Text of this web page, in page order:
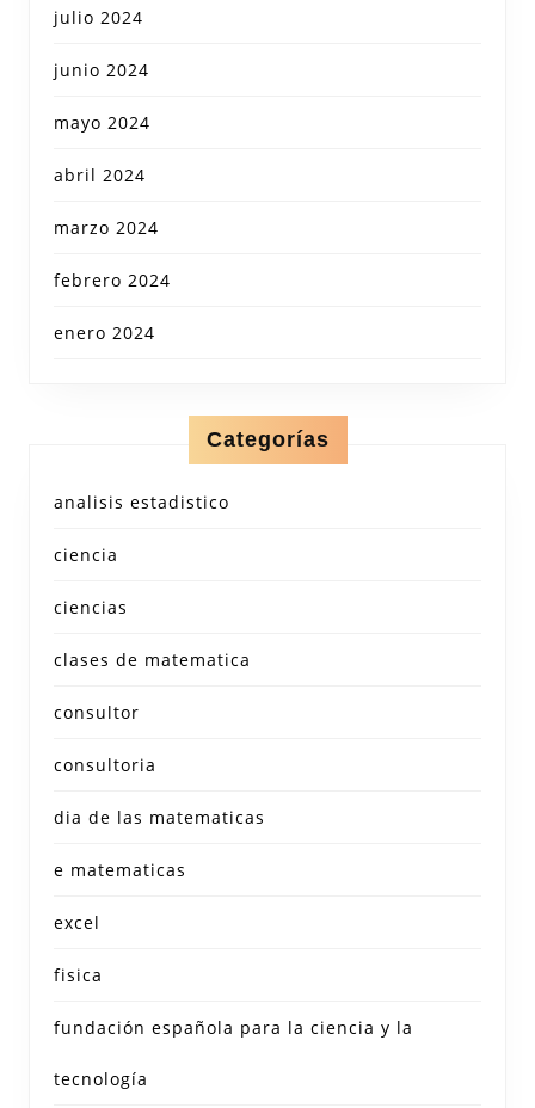
julio 2024
junio 2024
mayo 2024
abril 2024
marzo 2024
febrero 2024
enero 2024
Categorías
analisis estadistico
ciencia
ciencias
clases de matematica
consultor
consultoria
dia de las matematicas
e matematicas
excel
fisica
fundación española para la ciencia y la
tecnología